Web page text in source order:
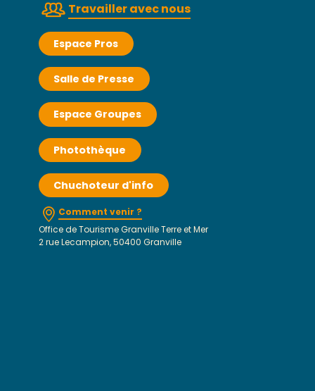
Travailler avec nous
Espace Pros
Salle de Presse
Espace Groupes
Photothèque
Chuchoteur d'info
Comment venir ?
Office de Tourisme Granville Terre et Mer
2 rue Lecampion, 50400 Granville